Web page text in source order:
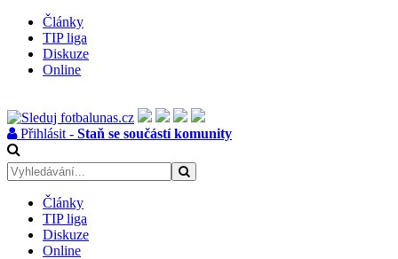
Články
TIP liga
Diskuze
Online
Přihlásit - Staň se součástí komunity
Články
TIP liga
Diskuze
Online